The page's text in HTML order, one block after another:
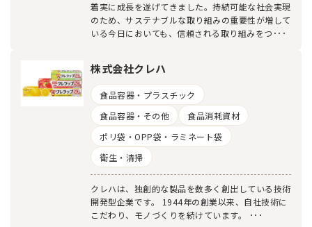
着実に成長を遂げてきました。持続可能な社会実現
のため、サステナブルな取り組みの重要性が増して
いる今日においても、信頼される取り組みをつ･･･
株式会社クレハ
食品容器・プラスチック
食品容器・その他
食品消耗資材
ポリ袋・OPP袋・ラミネート袋
衛生・清掃
クレハは、独創的な製品を数多く創出している技術
開発型企業です。 1944年の創業以来、自社技術に
こだわり、モノづくりを続けています。 ･･･